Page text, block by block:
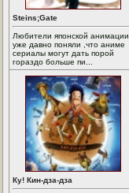
Steins;Gate
Любители японской анимации
уже давно поняли ,что аниме
сериалы могут дать порой
гораздо больше пи...
Ку! Кин-дза-дза